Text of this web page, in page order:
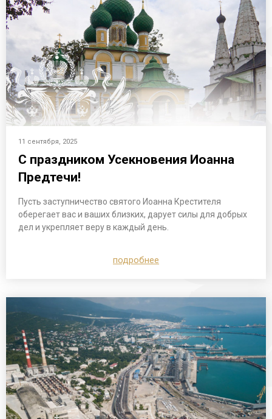
11 сентября, 2025
С праздником Усекновения Иоанна
Предтечи!
Пусть заступничество святого Иоанна Крестителя
оберегает вас и ваших близких, дарует силы для добрых
дел и укрепляет веру в каждый день.
подробнее